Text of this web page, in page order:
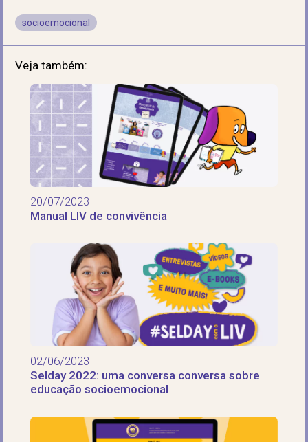
socioemocional
Veja também:
20/07/2023
Manual LIV de convivência
02/06/2023
Selday 2022: uma conversa con versa sobre
educação socioemocional